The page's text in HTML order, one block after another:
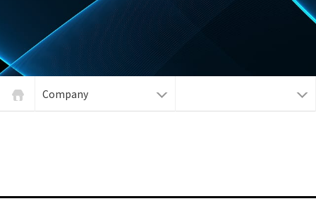
Company